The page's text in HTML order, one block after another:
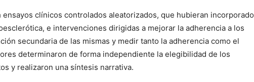
clínicos controlados aleatorizados, que hubieran incorporado
e intervenciones dirigidas a mejorar la adherencia a los
secundaria de las mismas y medir tanto la adherencia como el
determinaron de forma independiente la elegibilidad de los
y realizaron una síntesis narrativa.